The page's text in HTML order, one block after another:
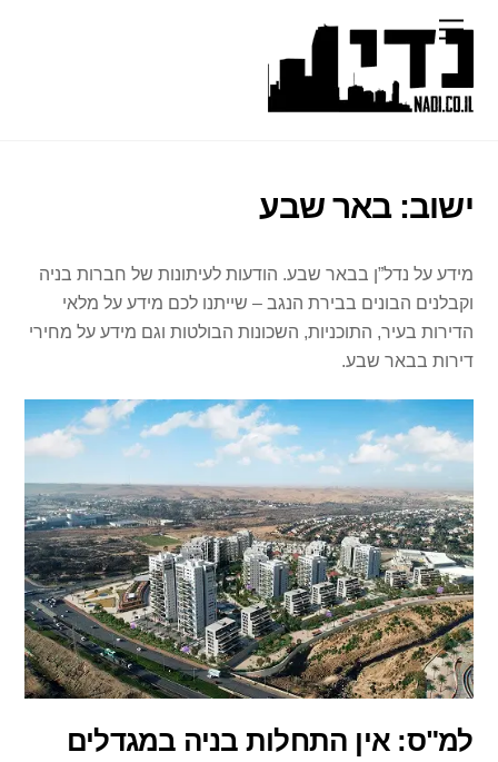
content
Menu
ישוב:באר שבע
מידע על נדל”ן בבאר שבע. הודעות לעיתונות של חברות בניה
וקבלנים הבונים בבירת הנגב – שייתנו לכם מידע על מלאי
הדירות בעיר, התוכניות, השכונות הבולטות וגם מידע על מחירי
דירות בבאר שבע.
למ"ס: אין התחלות בניה במגדלים